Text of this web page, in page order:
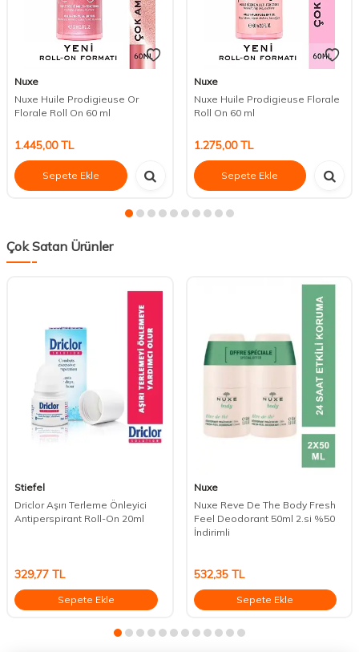
Nuxe
Nuxe Huile Prodigieuse Or
Florale Roll On 60 ml
1.445,00TL
Sepete Ekle
Nuxe
Nuxe Huile Prodigieuse Florale
Roll On 60 ml
1.275,00TL
Sepete Ekle
Çok Satan Ürünler
Stiefel
Driclor Aşırı Terleme Önleyici
Antiperspirant Roll-On 20ml
329,77 TL
Sepete Ekle
Nuxe
Nuxe Reve De The Body Fresh
Feel Deodorant 50ml 2.si %50
İndirimli
532,35TL
Sepete Ekle